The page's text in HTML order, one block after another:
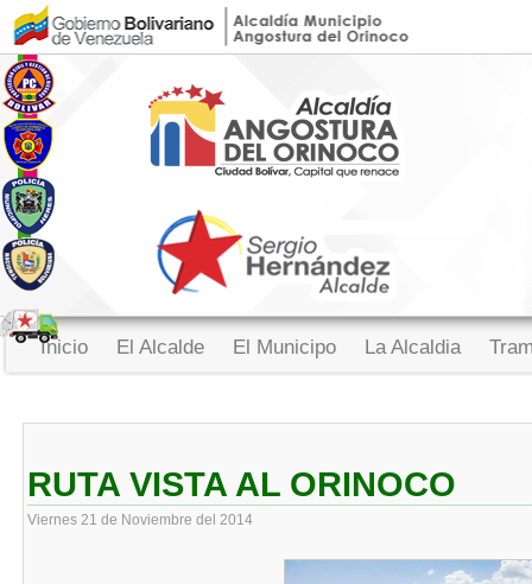
Inicio El Alcalde El Municipo La Alcaldia
RUTA VISTA AL ORINOCO
Viernes 21 de Noviembre del 2014